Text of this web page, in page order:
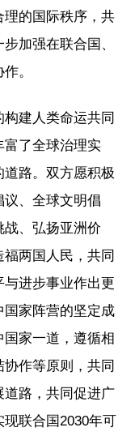
理的国际秩序，共
加强在联合国、
。
建人类命运共同
富了全球治理实
路。双方愿积极
、全球文明倡
、弘扬亚洲价
两国人民，共同
进步事业作出更
国家阵营的坚定成
国家一道，遵循相
作等原则，共同
道路，共同促进广
联合国2030年可